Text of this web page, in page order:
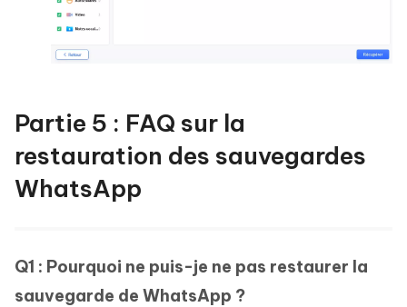
Partie 5 : FAQ sur la
restauration des sauvegardes
WhatsApp
Q1 : Pourquoi ne puis-je ne pas restaurer la
sauvegarde de WhatsApp ?